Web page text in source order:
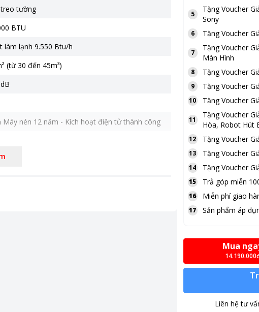
tường
BTU
làm lạnh 9.550 Btu/h
(từ 30 đến 45m³)
Máy nén 12 năm - Kích hoạt điện tử thành công
5
TặngVoucher
Sony
6 TặngVoucher
7
TặngVoucher
Màn Hình
8 TặngVoucher
9 TặngVoucher
10 TặngVoucher
11
TặngVoucher
Hòa, Robot Hút
12 TặngVoucher
13 TặngVoucher
14 TặngVoucher
15 Trả góp miễn
16 Miễn phí giao
17 Sản phẩm áp
Mua
Liên hệ tư